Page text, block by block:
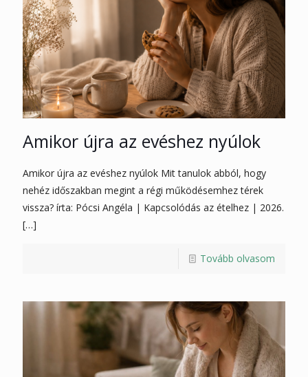
Amikor újra az evéshez nyúlok
Amikor újra az evéshez nyúlok Mit tanulok abból, hogy
nehéz időszakban megint a régi működésemhez térek
vissza? írta: Pócsi Angéla | Kapcsolódás az ételhez | 2026.
[…]
Tovább olvasom